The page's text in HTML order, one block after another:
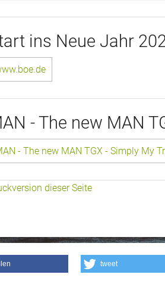
ins Neue Jahr
- The new MAN
- The new MAN TGX - Simply My
dieser Seite
tweet